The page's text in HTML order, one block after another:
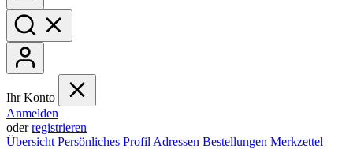
Ihr Konto
Anmelden
oderregistrieren
Übersicht Persönliches Profil Adressen Bestellungen Merkzettel